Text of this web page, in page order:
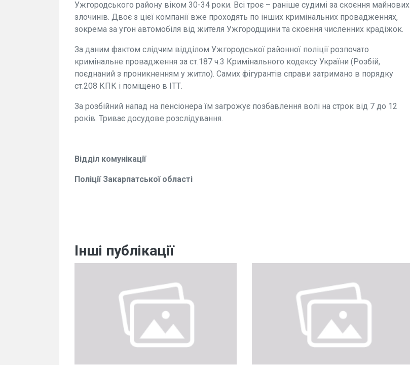
Ужгородського району віком 30-34 роки. Всі троє – раніше судимі за скоєння майнових
злочинів. Двоє з цієї компанії вже проходять по інших кримінальних провадженнях,
зокрема за угон автомобіля від жителя Ужгородщини та скоєння численних крадіжок.
За даним фактом слідчим відділом Ужгородської районної поліції розпочато
кримінальне провадження за ст.187 ч.3 Кримінального кодексу України (Розбій,
поєднаний з проникненням у житло). Самих фігурантів справи затримано в порядку
ст.208 КПК і поміщено в ІТТ.
За розбійний напад на пенсіонера їм загрожує позбавлення волі на строк від 7 до 12
років. Триває досудове розслідування.
Відділ комунікації
Поліції Закарпатської області
Інші публікації